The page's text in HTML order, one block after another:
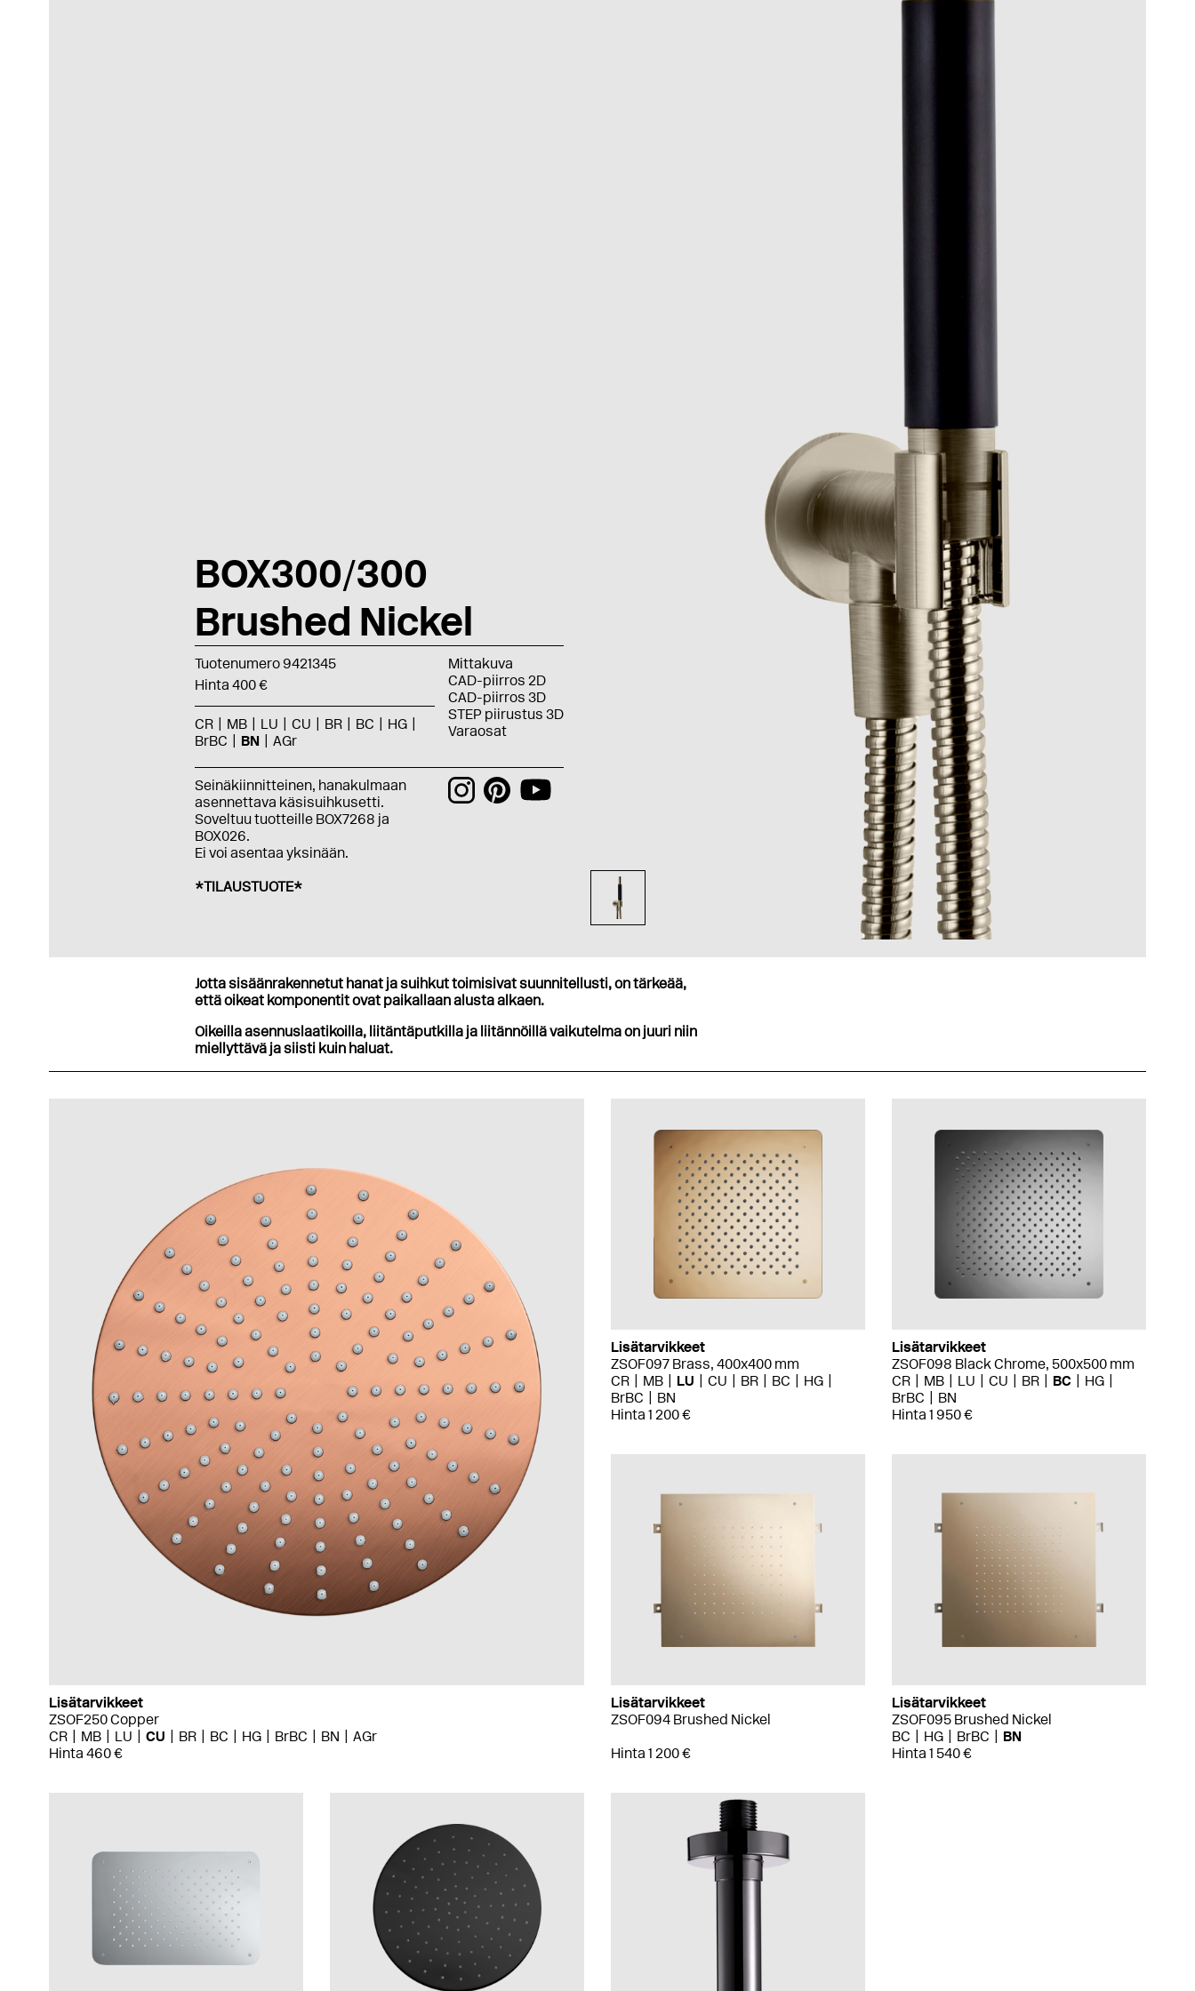
BOX300/300
Brushed Nickel
Tuotenumero 9421345
Hinta 400 €
CR MB LU CU BR BC
HG
BrBC
BN AGr
Mittakuva
CAD-piirros 2D
CAD-piirros 3D
STEP piirustus 3D
Varaosat
Seinäkiinnitteinen, hanakulmaan
asennettava käsisuihkusetti.
Soveltuu tuotteille BOX7268 ja
BOX026.
Ei voi asentaa yksinään.
*TILAUSTUOTE*
Jotta sisäänrakennetut hanat ja suihkut toimisivat suunnitellusti, on tärkeää,
että oikeat komponentit ovat paikallaan alusta alkaen.
Oikeilla asennuslaatikoilla, liitäntäputkilla ja liitännöillä vaikutelma on juuri niin
miellyttävä ja siisti kuin haluat.
Lisätarvikkeet
ZSOF250 Copper
CR
MB LU CU BR BC HG BrBC BN
AGr
Hinta 460 €
Lisätarvikkeet
ZSOF097 Brass, 400x400 mm
CR
MB LU CU BR BC
HG
BrBC
BN
Hinta 1 200 €
Lisätarvikkeet
ZSOF098 Black Chrome, 500x500 mm
CR
MB LU CU BR BC
HG
BrBC
BN
Hinta 1 950 €
Lisätarvikkeet
ZSOF094 Brushed Nickel
Hinta 1 200 €
Lisätarvikkeet
ZSOF095 Brushed Nickel
BC
HG BrBC
BN
Hinta 1 540 €